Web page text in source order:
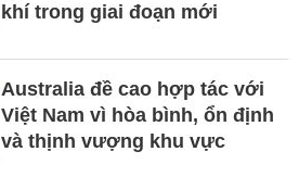
khí trong giai đoạn mới
Australia đề cao hợp tác với
Việt Nam vì hòa bình, ổn định
và thịnh vượng khu vực